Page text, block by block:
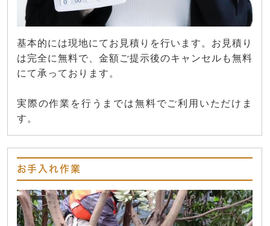
基本的には現地にてお見積りを行います。お見積り
は完全に無料で、金額ご提示後のキャンセルも無料
にて承っております。
実際の作業を行うまでは無料でご利用いただけま
す。
お手入れ作業